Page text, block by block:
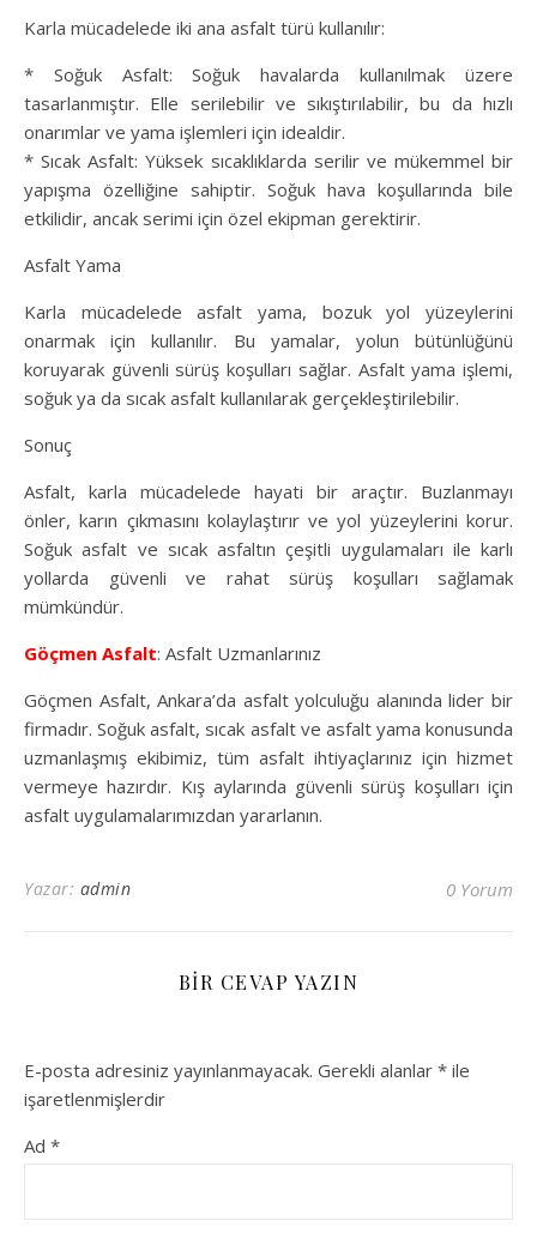
Karla mücadelede iki ana asfalt türü kullanılır:
* Soğuk Asfalt: Soğuk havalarda kullanılmak üzere
tasarlanmıştır. Elle serilebilir ve sıkıştırılabilir, bu da hızlı
onarımlar ve yama işlemleri için idealdir.
* Sıcak Asfalt: Yüksek sıcaklıklarda serilir ve mükemmel bir
yapışma özelliğine sahiptir. Soğuk hava koşullarında bile
etkilidir, ancak serimi için özel ekipman gerektirir.
Asfalt Yama
Karla mücadelede asfalt yama, bozuk yol yüzeylerini
onarmak için kullanılır. Bu yamalar, yolun bütünlüğünü
koruyarak güvenli sürüş koşulları sağlar. Asfalt yama işlemi,
soğuk ya da sıcak asfalt kullanılarak gerçekleştirilebilir.
Sonuç
Asfalt, karla mücadelede hayati bir araçtır. Buzlanmayı
önler, karın çıkmasını kolaylaştırır ve yol yüzeylerini korur.
Soğuk asfalt ve sıcak asfaltın çeşitli uygulamaları ile karlı
yollarda güvenli ve rahat sürüş koşulları sağlamak
mümkündür.
Göçmen Asfalt: Asfalt Uzmanlarınız
Göçmen Asfalt, Ankara’da asfalt yolculuğu alanında lider bir
firmadır. Soğuk asfalt, sıcak asfalt ve asfalt yama konusunda
uzmanlaşmış ekibimiz, tüm asfalt ihtiyaçlarınız için hizmet
vermeye hazırdır. Kış aylarında güvenli sürüş koşulları için
asfalt uygulamalarımızdan yararlanın.
Yazar: admin 0 Yorum
BIR CEVAP YAZIN
E-posta adresiniz yayınlanmayacak. Gerekli alanlar * ile
işaretlenmişlerdir
Ad *